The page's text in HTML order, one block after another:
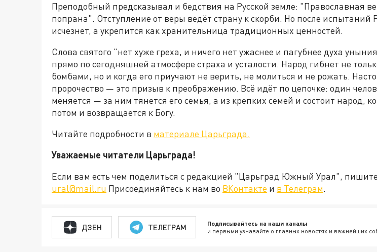
Преподобный предсказывал и бедствия на Русской земле: "Православная
попрана". Отступление от веры ведёт страну к скорби. Но после испытаний
исчезнет, а укрепится как хранительница традиционных ценностей.
Слова святого "нет хуже греха, и ничего нет ужаснее и пагубнее духа
прямо по сегодняшней атмосфере страха и усталости. Народ гибнет не
бомбами, но и когда его приучают не верить, не молиться и не рожать.
пророчество — это призыв к преображению. Всё идёт по цепочке: один
меняется — за ним тянется его семья, а из крепких семей и состоит народ,
потом и возвращается к Богу.
Читайте подробности в материале Царьграда.
Уважаемые читатели Царьграда!
Если вам есть чем поделиться с редакцией "Царьград Южный Урал",
ural@mail.ru Присоединяйтесь к нам во ВКонтакте и в Телеграм.
ДЗЕН ТЕЛЕГРАМ Подписывайтесь на наши каналы
и первыми узнавайте о главных новостях и важнейших